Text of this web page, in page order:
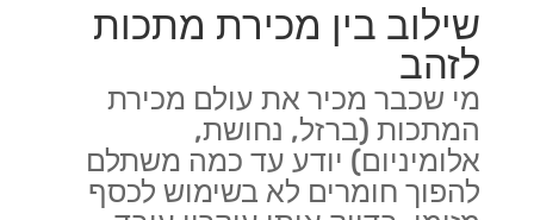
שילוב בין מכירת מתכות
לזהב
מי שכבר מכיר את עולם מכירת
המתכות (ברזל, נחושת,
אלומיניום) יודע עד כמה משתלם
להפוך חומרים לא בשימוש לכסף